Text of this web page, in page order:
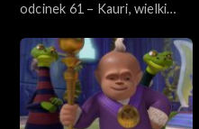
odcinek 61 – Kauri, wielki